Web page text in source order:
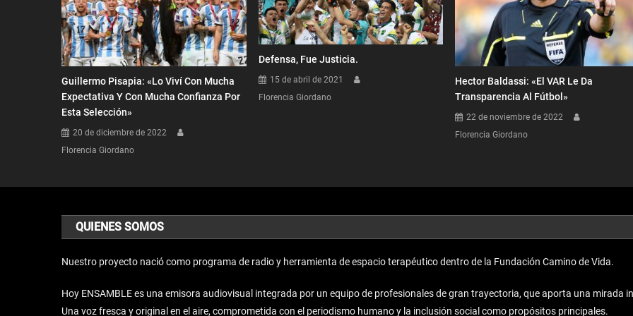
Guillermo Pisapia: «Lo Viví Con Mucha
Expectativa Y Con Mucha Confianza Por
Esta Selección»
20 de diciembre de 2022
Florencia Giordano
Defensa, Fue Justicia.
15 de abril de 2021
Florencia Giordano
Hector Baldassi: «El VAR Le Da
Transparencia Al Fútbol»
22 de noviembre de 2022
Florencia Giordano
QUIENES SOMOS
Nuestro proyecto nació como programa de radio y herramienta de espacio terapéutico dentro de la Fundación Camino de Vida.
Hoy ENSAMBLE es una emisora audiovisual integrada por un equipo de profesionales de gran trayectoria, que aporta una mirada
Una voz fresca y original en el aire, comprometida con el periodismo humano y la inclusión social como propósitos principales.